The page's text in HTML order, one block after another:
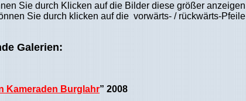
Sie durch Klicken auf die Bilder diese größer anzeigen
Sie durch klicken auf die vorwärts- / rückwärts-Pfeile
Galerien:
Kameraden Burglahr” 2008